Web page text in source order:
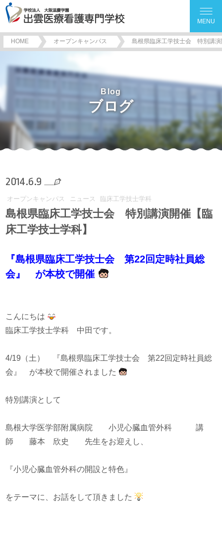
MENU
HOME オープンキャンパス 島根県臨床工学技士会 特別講演
Blog
ブログ
2014.6.9
オープンキャンパス ニュース 臨床工学技士学科
島根県臨床工学技士会 特別講演開催【臨
床工学技士学科】
『島根県臨床工学技士会 第22回定時社員総
会』 が本校で開催
こんにちは
臨床工学技士学科 中田です。
4/19（土） 『島根県臨床工学技士会 第22回定時社員総
会』 が本校で開催されました
特別講演として
島根大学医学部附属病院 小児心臓血管外科 講
師 藤本 欣史 先生をお迎えし、
『小児心臓血管外科の開設と特色』
をテーマに、お話をして頂きました